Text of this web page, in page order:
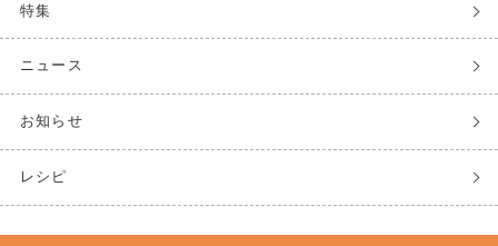
特集
ニュース
お知らせ
レシピ